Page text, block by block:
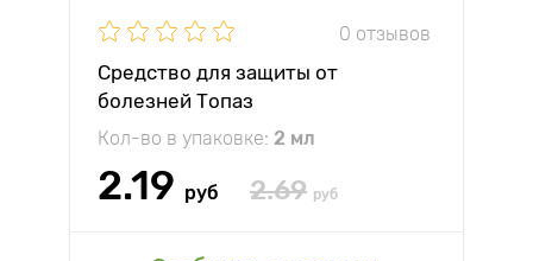
0 отзывов
Средство для защиты от
болезней Топаз
Кол-во в упаковке: 2 мл
2.19 руб 2.69 руб